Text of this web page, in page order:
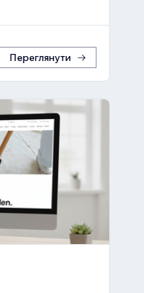
Переглянути